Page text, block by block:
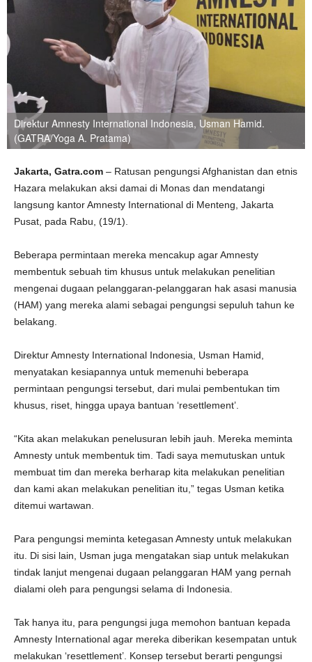
Direktur Amnesty International Indonesia, Usman Hamid.
(GATRA/Yoga A. Pratama)
Jakarta, Gatra.com – Ratusan pengungsi Afghanistan dan etnis
Hazara melakukan aksi damai di Monas dan mendatangi
langsung kantor Amnesty International di Menteng, Jakarta
Pusat, pada Rabu, (19/1).
Beberapa permintaan mereka mencakup agar Amnesty
membentuk sebuah tim khusus untuk melakukan penelitian
mengenai dugaan pelanggaran-pelanggaran hak asasi manusia
(HAM) yang mereka alami sebagai pengungsi sepuluh tahun ke
belakang.
Direktur Amnesty International Indonesia, Usman Hamid,
menyatakan kesiapannya untuk memenuhi beberapa
permintaan pengungsi tersebut, dari mulai pembentukan tim
khusus, riset, hingga upaya bantuan ‘resettlement’.
“Kita akan melakukan penelusuran lebih jauh. Mereka meminta
Amnesty untuk membentuk tim. Tadi saya memutuskan untuk
membuat tim dan mereka berharap kita melakukan penelitian
dan kami akan melakukan penelitian itu,” tegas Usman ketika
ditemui wartawan.
Para pengungsi meminta ketegasan Amnesty untuk melakukan
itu. Di sisi lain, Usman juga mengatakan siap untuk melakukan
tindak lanjut mengenai dugaan pelanggaran HAM yang pernah
dialami oleh para pengungsi selama di Indonesia.
Tak hanya itu, para pengungsi juga memohon bantuan kepada
Amnesty International agar mereka diberikan kesempatan untuk
melakukan ‘resettlement’. Konsep tersebut berarti pengungsi